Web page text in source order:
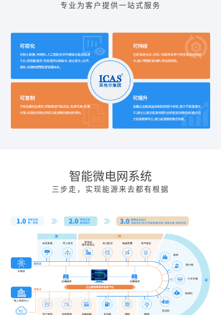
专业为客户提供一站式服务
智能微电网系统
三步走，实现能源来去都有根据